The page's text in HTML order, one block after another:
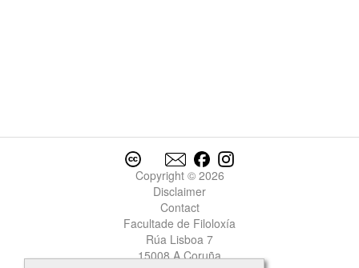
Copyright © 2026
Disclaimer
Contact
Facultade de Filoloxía
Rúa Lisboa 7
15008 A Coruña